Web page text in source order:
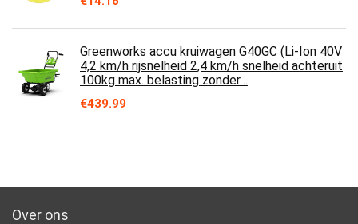
Greenworks accu kruiwagen G40GC (Li-Ion 40V
4,2 km/h rijsnelheid 2,4 km/h snelheid achteruit
100kg max. belasting zonder…
€439.99
Over ons